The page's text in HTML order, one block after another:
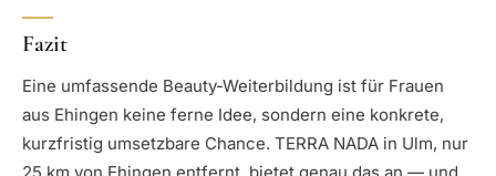
Fazit
Eine umfassende Beauty-Weiterbildung ist für Frauen
aus Ehingen keine ferne Idee, sondern eine konkrete,
kurzfristig umsetzbare Chance. TERRA NADA in Ulm, nur